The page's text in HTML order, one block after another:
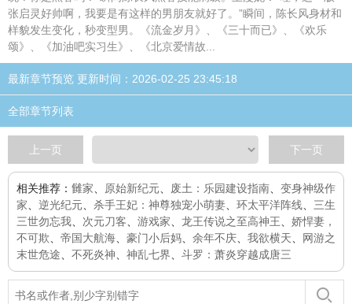
张启灵好帅啊，我要是有这样的男朋友就好了。”瞬间，陈长风身材和
样貌发生变化，秒变型男。《流金岁月》、《三十而已》、《欢乐
颂》、《加油吧实习生》、《北京爱情故...
最新章节预览 更新时间：2026-02-25 23:45:18
全部章节列表
上一页 下一页
相关推荐： 雠家 原始新纪元 废土：乐园建设指南
变身神级作
家
逆光纪元 杀手王妃：神尊独宠小萌妻 环太平洋阵线
三生
三世勿忘我
次元刀客 游戏家 龙王传说之至高神王
娇悍妻，
不可欺
帝国大航海 豪门小后妈 余年不庆 我欲横天
网游之
末世危途
不死炎神 神乱七界 斗罗：萧炎穿越成唐三